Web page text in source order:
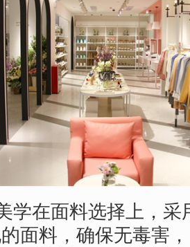
学在面料选择上，
面料，确保无毒害